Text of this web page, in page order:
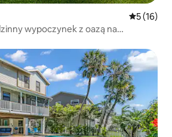
Średnia
5 (16)
wypoczynek z oazą na
kategorii Wybór gości